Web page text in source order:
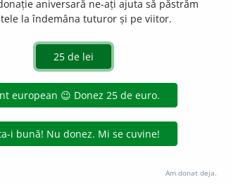
acțiuni
2004-2026 dexonline (https://dexonline.ro)
site, inclusiv prin orice metode de extragere automată
cu excepția seturilor de date oferite oficial spre utilizare
Hosterion
aniversară ne-ați ajuta să păstrăm
la îndemâna tuturor și pe viitor.
Am donat deja.